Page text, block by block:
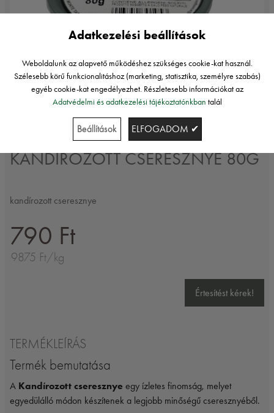
KANDÍROZOTT CSERESZNYE 80G
kandírozott cseresznye
790 Ft
9875 Ft/kg
Értesítést kérek!
TERMÉKLEÍRÁS
Termék bemutatása
A Kandírozott cseresznye egy ízletes finomság, melyet
egyedülálló módon készítenek a legjobb minőségű cseresznyéből.
Adatkezelési beállítások
Weboldalunk az alapvető működéshez szükséges cookie-kat használ.
Szélesebb körű funkcionalitáshoz (marketing, statisztika, személyre szabás)
egyéb cookie-kat engedélyezhet. Részletesebb információkat az
Adatvédelmi és adatkezelési tájékoztatónkban talál
Beállítások ELFOGADOM ✔